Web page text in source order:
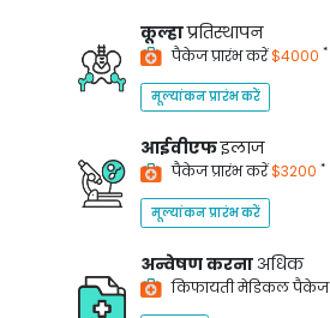
कूल्हाप्रतिस्थापन
पैकेज प्रारंभ करें$4000 *
मूल्यांकन प्रारंभ करें
आईवीएफइलाज
पैकेज प्रारंभ करें$3200 *
मूल्यांकन प्रारंभ करें
अन्वेषण करना अधिक
किफायती मेडिकल पैकेज